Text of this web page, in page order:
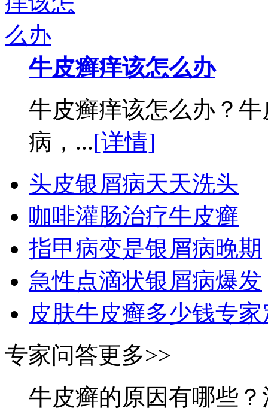
牛皮癣痒该怎么办
牛皮癣痒该怎么办？
病，...[详情]
头皮银屑病天天洗头
咖啡灌肠治疗牛皮癣
指甲病变是银屑病晚期
急性点滴状银屑病爆发
皮肤牛皮癣多少钱专
专家问答更多>>
牛皮癣的原因有哪些